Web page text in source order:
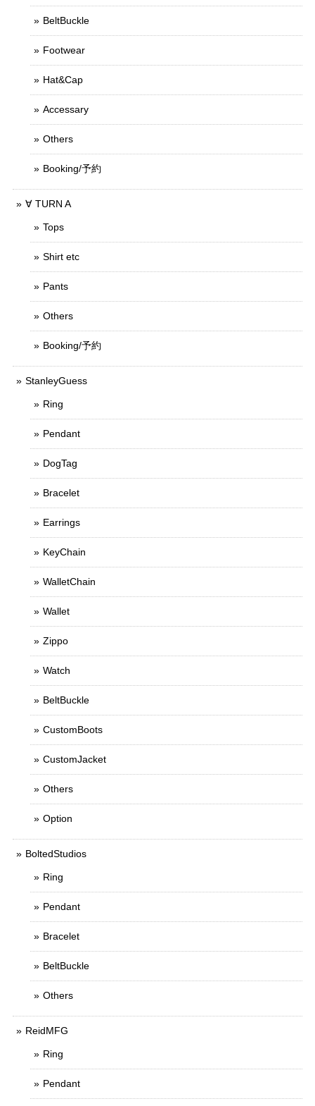
BeltBuckle
Footwear
Hat&Cap
Accessary
Others
Booking/予約
∀ TURN A
Tops
Shirt etc
Pants
Others
Booking/予約
StanleyGuess
Ring
Pendant
DogTag
Bracelet
Earrings
KeyChain
WalletChain
Wallet
Zippo
Watch
BeltBuckle
CustomBoots
CustomJacket
Others
Option
BoltedStudios
Ring
Pendant
Bracelet
BeltBuckle
Others
ReidMFG
Ring
Pendant